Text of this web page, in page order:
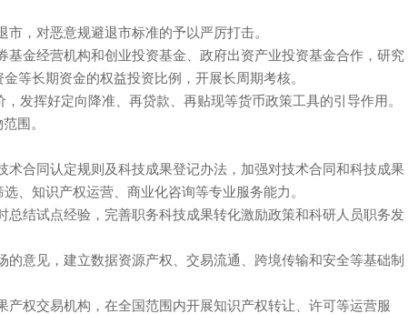
对恶意规避退市标准的予以严厉打击。
营机构和创业投资基金、政府出资产业投资基金合作，研究
金等长期资金的权益投资比例，开展长周期考核。
，发挥好定向降准、再贷款、再贴现等货币政策工具的引导作用。
围。
术合同认定规则及科技成果登记办法，加强对技术合同和科技成果
、知识产权运营、商业化咨询等专业服务能力。
总结试点经验，完善职务科技成果转化激励政策和科研人员职务发
意见，建立数据资源产权、交易流通、跨境传输和安全等基础制
果产权交易机构，在全国范围内开展知识产权转让、许可等运营服